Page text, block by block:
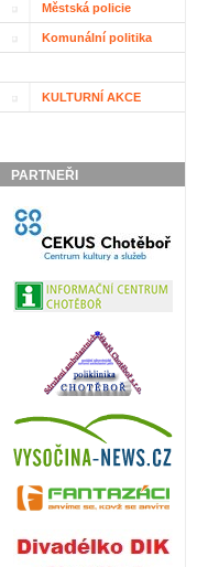
Městská policie
Komunální politika
KULTURNÍ AKCE
PARTNEŘI